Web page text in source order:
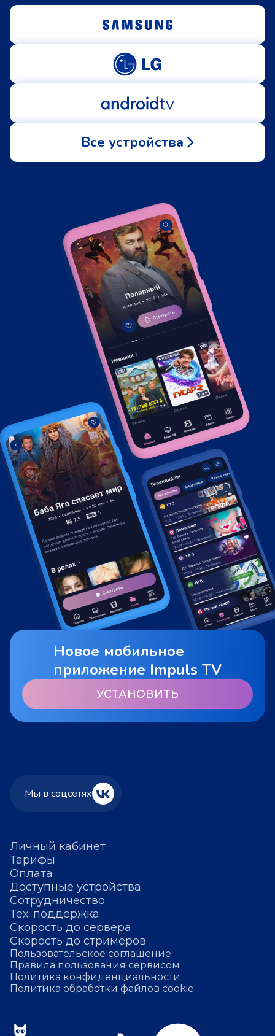
Все устройства
Новое мобильное
приложение Impuls TV
УСТАНОВИТЬ
Личный кабинет
Тарифы
Оплата
Доступные устройства
Сотрудничество
Тех. поддержка
Скорость до сервера
Скорость до стримеров
Пользовательское соглашение
Правила пользования сервисом
Политика конфиденциальности
Политика обработки файлов cookie
Мы в соцсетях